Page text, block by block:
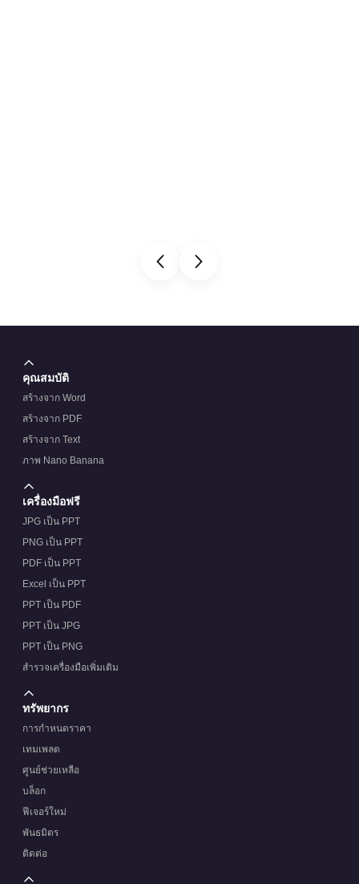
คุณสมบัติ
สร้างจาก Word
สร้างจาก PDF
สร้างจาก Text
ภาพ Nano Banana
เครื่องมือฟรี
JPG เป็น PPT
PNG เป็น PPT
PDF เป็น PPT
Excel เป็น PPT
PPT เป็น PDF
PPT เป็น JPG
PPT เป็น PNG
สำรวจเครื่องมือเพิ่มเติม
ทรัพยากร
การกำหนดราคา
เทมเพลต
ศูนย์ช่วยเหลือ
บล็อก
ฟีเจอร์ใหม่
พันธมิตร
ติดต่อ